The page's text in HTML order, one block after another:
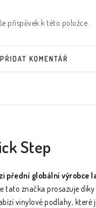
příspěvek k této položce.
PŘIDAT KOMENTÁŘ
Step
přední globální výrobce
tato značka prosazuje
vinylové podlahy,